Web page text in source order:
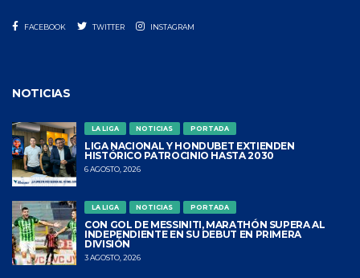
FACEBOOK TWITTER INSTAGRAM
NOTICIAS
LA LIGA NOTICIAS PORTADA
LIGA NACIONAL Y HONDUBET EXTIENDEN
HISTÓRICO PATROCINIO HASTA 2030
6 AGOSTO, 2026
LA LIGA NOTICIAS PORTADA
CON GOL DE MESSINITI, MARATHÓN SUPERA AL
INDEPENDIENTE EN SU DEBUT EN PRIMERA
DIVISIÓN
3 AGOSTO, 2026